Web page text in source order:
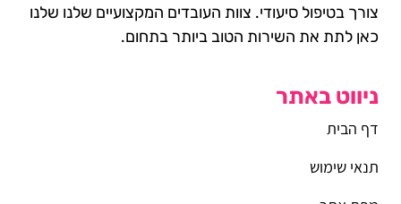
צורך בטיפול סיעודי. צוות העובדים המקצועיים שלנו שלנו
כאן לתת את השירות הטוב ביותר בתחום.
ניווט באתר
דף הבית
תנאי שימוש